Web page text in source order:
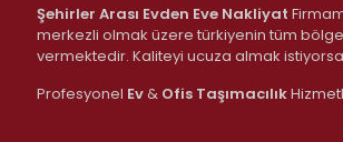
Şehirler Arası Evden Eve Nakliyat
merkezli olmak üzere türkiyenin tüm
vermektedir. Kaliteyi ucuza almak
Profesyonel Ev& Ofis Taşımacılık